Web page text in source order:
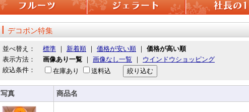
デコポン特集
並べ替え： 標準 ｜ 新着順 ｜ 価格が安い順 ｜ 価格が高い順
表示方法：
画像あり一覧 ｜ 画像なし一覧 ｜ ウインドウショッピング
絞込条件：
在庫あり 送料込
写真 商品名